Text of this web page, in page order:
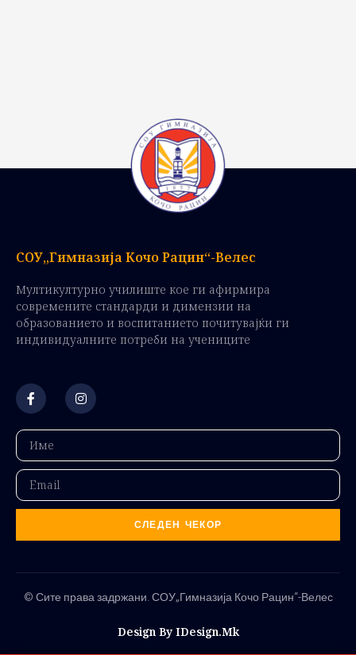
СОУ„Гимназија Кочо Рацин“-Велес
Мултикултурно училиште кое ги афирмира
современите стандарди и димензии на
образованието и воспитанието почитувајќи ги
индивидуалните потреби на учениците
СЛЕДЕН ЧЕКОР
© Сите права задржани. СОУ„Гимназија Кочо Рацин“-Велес
Design By IDesign.mk